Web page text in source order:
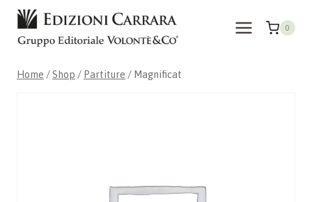
Skip
content
0
Home / Shop / Partiture / Magnificat